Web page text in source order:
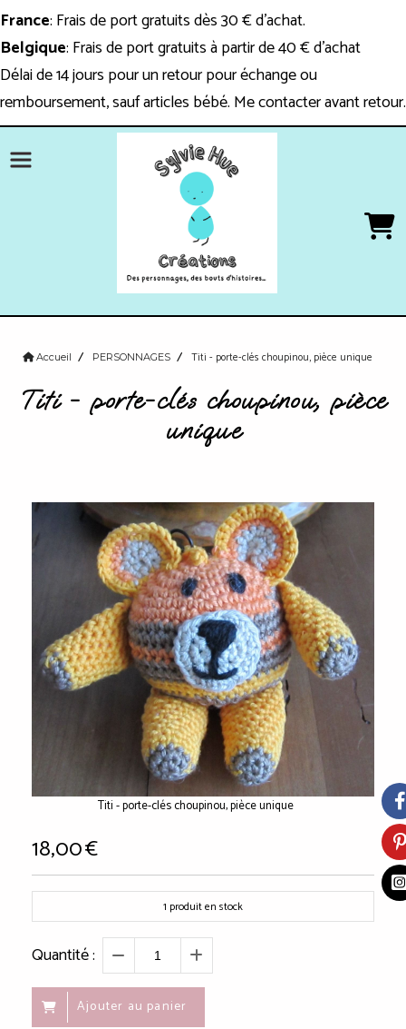
France: Frais de port gratuits dès 30 € d'achat.
Belgique: Frais de port gratuits à partir de 40 € d'achat
Délai de 14 jours pour un retour pour échange ou
remboursement, sauf articles bébé. Me contacter avant retour.
Accueil PERSONNAGES Titi - porte-clés choupinou, pièce unique
Titi - porte-clés choupinou, pièce
unique
Titi - porte-clés choupinou, pièce unique
18,00€
1 produit en stock
Quantité :
Ajouter au panier